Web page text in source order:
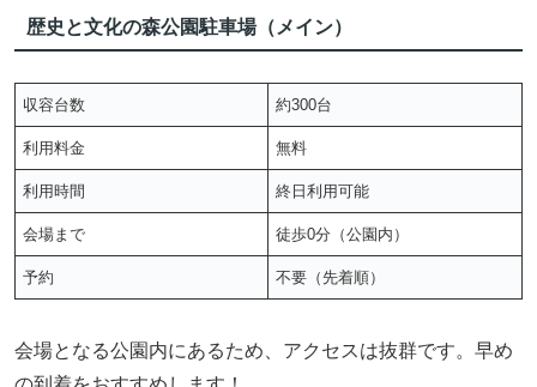
歴史と文化の森公園駐車場（メイン）
収容台数 約300台
利用料金 無料
利用時間 終日利用可能
会場まで 徒歩0分（公園内）
予約 不要（先着順）
会場となる公園内にあるため、アクセスは抜群です。早め